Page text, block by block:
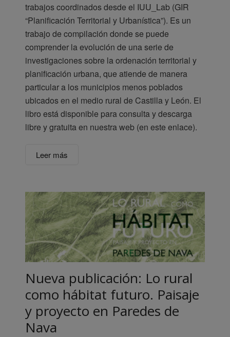
trabajos coordinados desde el IUU_Lab (GIR
“Planificación Territorial y Urbanística”). Es un
trabajo de compilación donde se puede
comprender la evolución de una serie de
investigaciones sobre la ordenación territorial y
planificación urbana, que atiende de manera
particular a los municipios menos poblados
ubicados en el medio rural de Castilla y León. El
libro está disponible para consulta y descarga
libre y gratuita en nuestra web (en este enlace).
Leer más
Nueva publicación: Lo rural
como hábitat futuro. Paisaje
y proyecto en Paredes de
Nava